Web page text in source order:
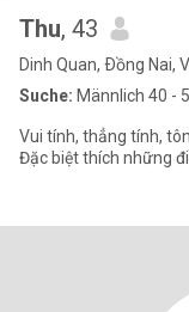
Thu, 43
Dinh Quan, Ðồng Nai,
Suche: Männlich 40 -
Vui tính, thẳng tính,
Đặc biệt thích những